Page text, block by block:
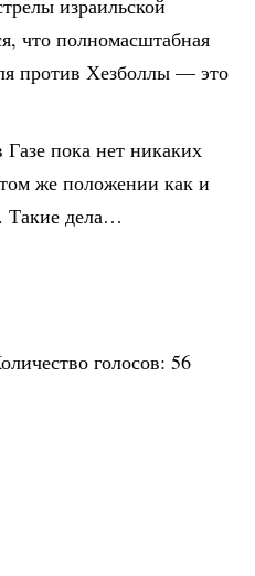
израильской
что полномасштабная
против Хезболлы — это
пока нет никаких
же положении как и
Такие дела…
голосов:56